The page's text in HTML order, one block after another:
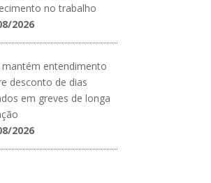
no trabalho
2026
mantém entendimento
desconto de dias
em greves de longa
2026